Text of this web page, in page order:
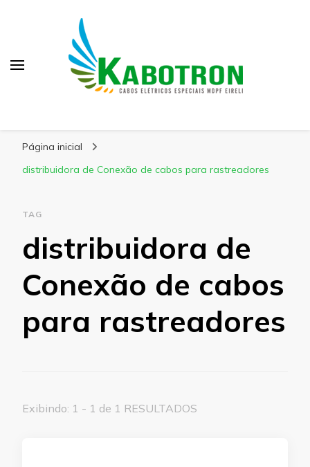
Página inicial
distribuidora de Conexão de cabos para rastreadores
TAG
distribuidora de
Conexão de cabos
para rastreadores
Exibindo: 1 - 1 de 1 RESULTADOS